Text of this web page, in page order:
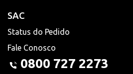
SAC
Status do Pedido
Fale Conosco
0800 727 2273